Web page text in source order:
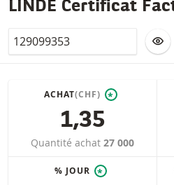
LINDE Certificat
Valor
ACHAT(CHF) *
1,35
Quantité achat 27 000
% JOUR *